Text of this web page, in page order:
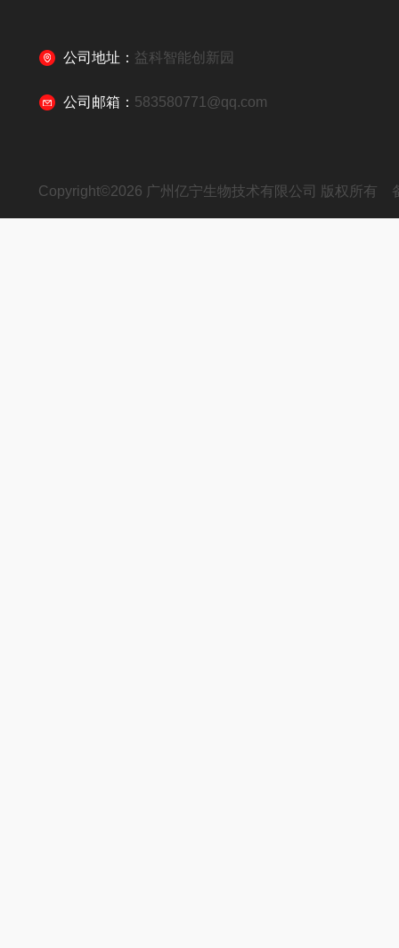
公司地址： 益科智能创新园
公司邮箱： 583580771@qq.com
Copyright©2026 广州亿宁生物技术有限公司 版权所有